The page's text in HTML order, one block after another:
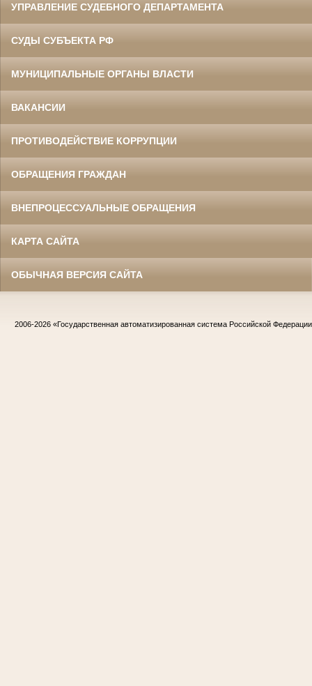
УПРАВЛЕНИЕ СУДЕБНОГО ДЕПАРТАМЕНТА
СУДЫ СУБЪЕКТА РФ
МУНИЦИПАЛЬНЫЕ ОРГАНЫ ВЛАСТИ
ВАКАНСИИ
ПРОТИВОДЕЙСТВИЕ КОРРУПЦИИ
ОБРАЩЕНИЯ ГРАЖДАН
ВНЕПРОЦЕССУАЛЬНЫЕ ОБРАЩЕНИЯ
КАРТА САЙТА
ОБЫЧНАЯ ВЕРСИЯ САЙТА
2006-2026 «Государственная автоматизированная система Российской